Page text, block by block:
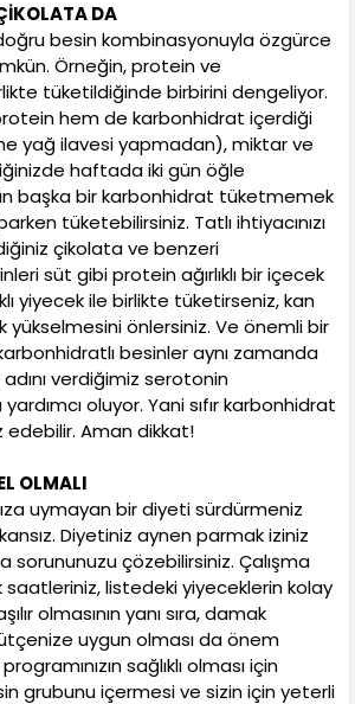
DA
besin kombinasyonuyla özgürce
Örneğin, protein ve
tüketildiğinde birbirini dengeliyor.
hem de karbonhidrat içerdiği
yağ ilavesi yapmadan), miktar ve
haftada iki gün öğle
başka bir karbonhidrat tüketmemek
tüketebilirsiniz. Tatlı ihtiyacınızı
çikolata ve benzeri
süt gibi protein ağırlıklı bir içecek
yiyecek ile birlikte tüketirseniz, kan
yükselmesini önlersiniz. Ve önemli bir
besinler aynı zamanda
verdiğimiz serotonin
oluyor. Yani sıfır karbonhidrat
edebilir. Aman dikkat!
OLMALI
uymayan bir diyeti sürdürmeniz
Diyetiniz aynen parmak iziniz
sorununuzu çözebilirsiniz. Çalışma
saatleriniz, listedeki yiyeceklerin kolay
olmasının yanı sıra, damak
uygun olması da önem
sağlıklı olması için
grubunu içermesi ve sizin için yeterli